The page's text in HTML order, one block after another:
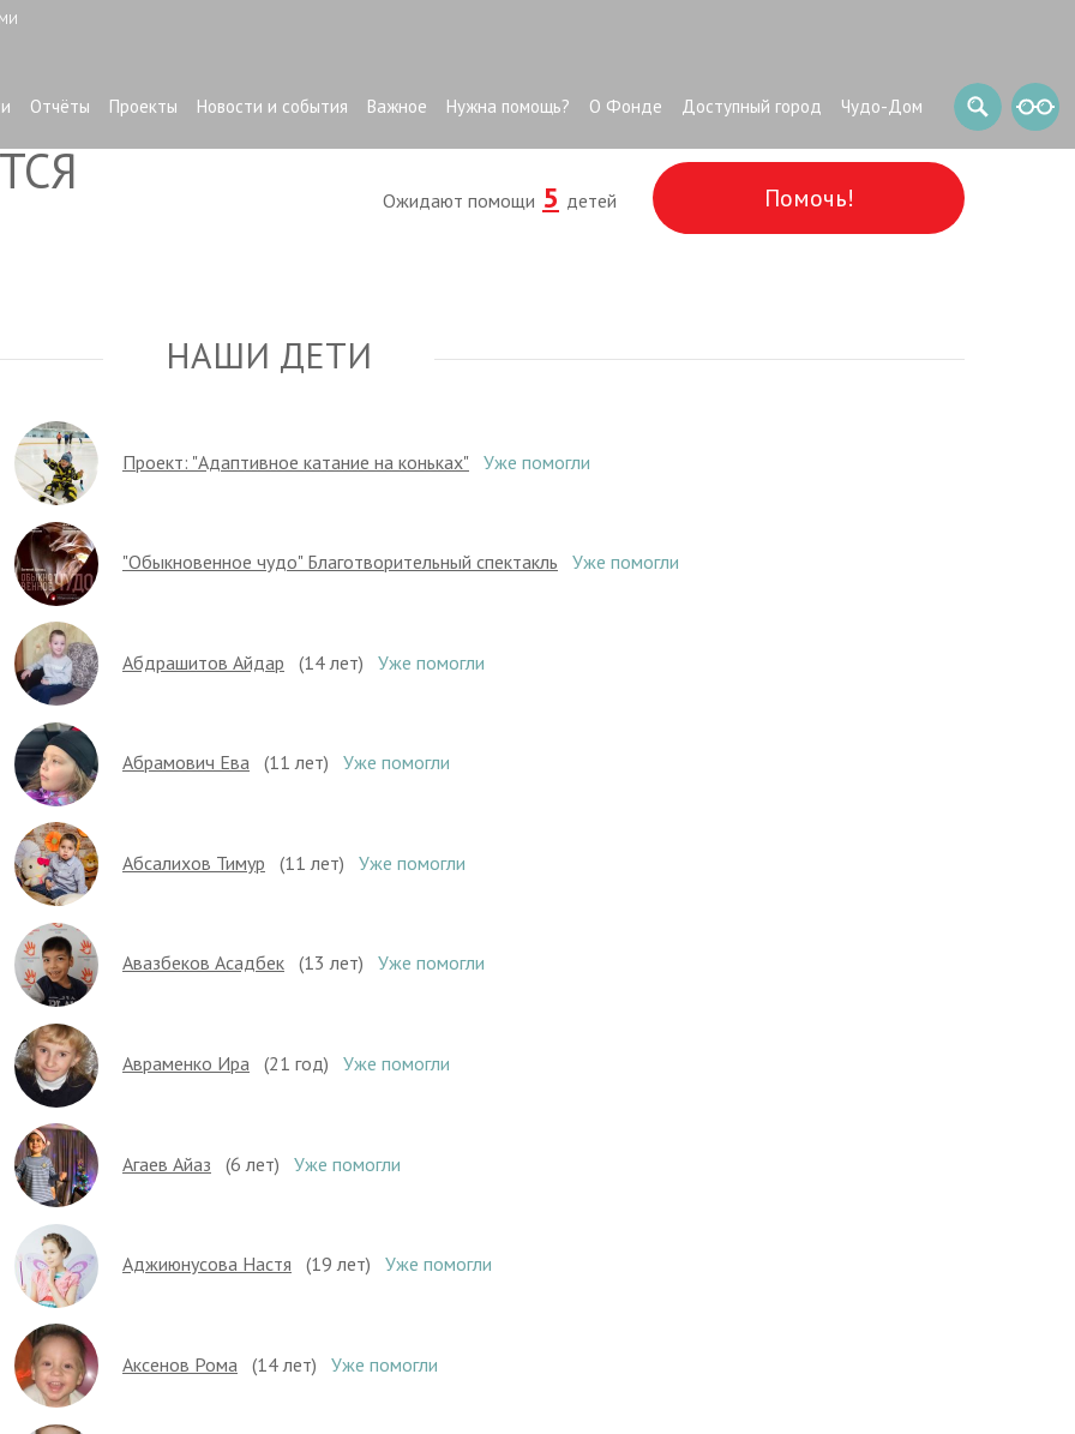
Отчёты Проекты Новости и события Важное Нужна помощь? О Фонде Доступный город Чудо-Дом
Ожидают помощи 5 детей Помочь!
НАШИ ДЕТИ
Проект: "Адаптивное катание на коньках" Уже помогли
"Обыкновенное чудо" Благотворительный спектакль Уже помогли
Абдрашитов Айдар (14 лет) Уже помогли
Абрамович Ева (11 лет) Уже помогли
Абсалихов Тимур (11 лет) Уже помогли
Авазбеков Асадбек (13 лет) Уже помогли
Авраменко Ира (21 год) Уже помогли
Агаев Айаз (6 лет) Уже помогли
Аджиюнусова Настя (19 лет) Уже помогли
Аксенов Рома (14 лет) Уже помогли